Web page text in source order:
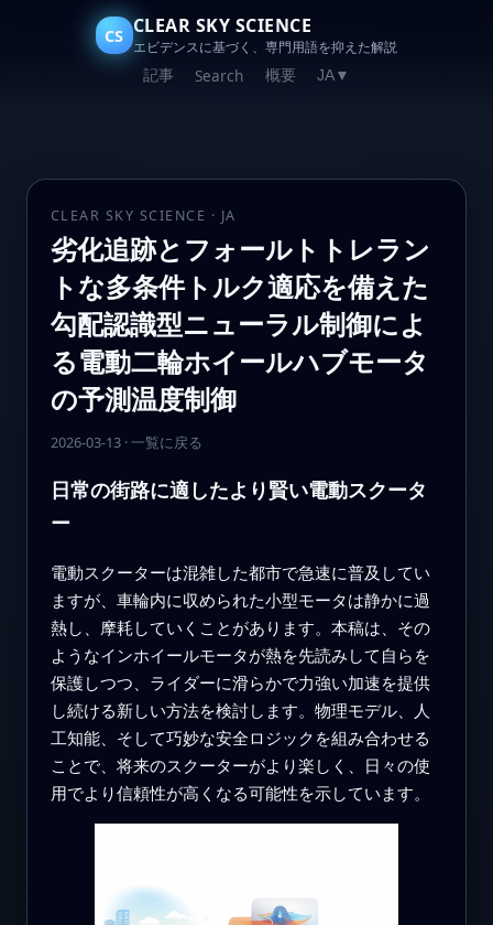
CS CLEAR SKY SCIENCE
エビデンスに基づく、専門用語を抑えた解説
記事 Search 概要 JA▼
CLEAR SKY SCIENCE · JA
劣化追跡とフォールトトレラン
トな多条件トルク適応を備えた
勾配認識型ニューラル制御によ
る電動二輪ホイールハブモータ
の予測温度制御
2026-03-13· 一覧に戻る
日常の街路に適したより賢い電動スクータ
ー
電動スクーターは混雑した都市で急速に普及してい
ますが、車輪内に収められた小型モータは静かに過
熱し、摩耗していくことがあります。本稿は、その
ようなインホイールモータが熱を先読みして自らを
保護しつつ、ライダーに滑らかで力強い加速を提供
し続ける新しい方法を検討します。物理モデル、人
工知能、そして巧妙な安全ロジックを組み合わせる
ことで、将来のスクーターがより楽しく、日々の使
用でより信頼性が高くなる可能性を示しています。